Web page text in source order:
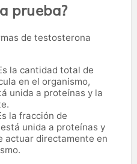
prueba?
de testosterona
la cantidad total de
en el organismo,
unida a proteínas y la
la fracción de
unida a proteínas y
actuar directamente en